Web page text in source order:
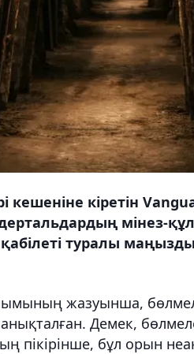
кешеніне кіретін
мінез-
туралы
жазуынша,
Демек,
пікірінше, бұл орын